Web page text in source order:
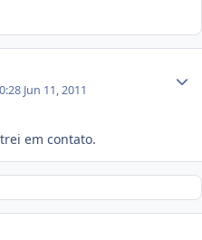
Jun 11, 2011
em contato.